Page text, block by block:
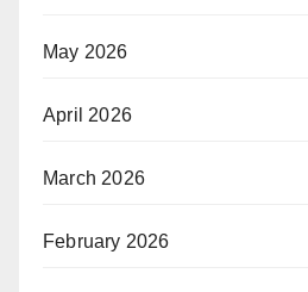
May 2026
April 2026
March 2026
February 2026